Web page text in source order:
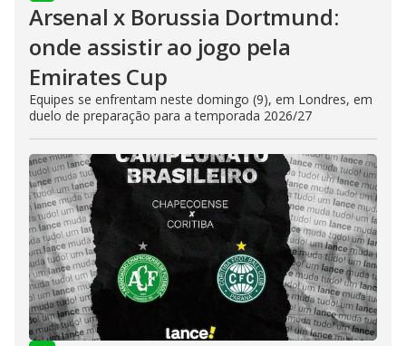
Arsenal x Borussia Dortmund:
onde assistir ao jogo pela
Emirates Cup
Equipes se enfrentam neste domingo (9), em Londres, em
duelo de preparação para a temporada 2026/27